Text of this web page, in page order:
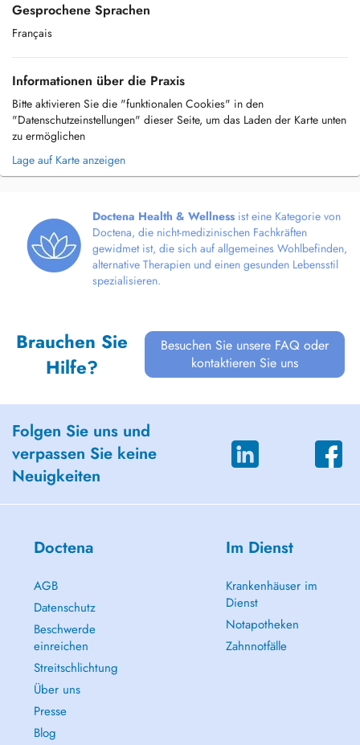
Gesprochene Sprachen
Français
Informationen über die Praxis
Bitte aktivieren Sie die "funktionalen Cookies" in den
"Datenschutzeinstellungen" dieser Seite, um das Laden der Karte unten
zu ermöglichen
Lage auf Karte anzeigen
Doctena Health & Wellness ist eine Kategorie von
Doctena, die nicht-medizinischen Fachkräften
gewidmet ist, die sich auf allgemeines Wohlbefinden,
alternative Therapien und einen gesunden Lebensstil
spezialisieren.
Brauchen Sie
Hilfe?
Besuchen Sie unsere FAQ oder
kontaktieren Sie uns
Folgen Sie uns und
verpassen Sie keine
Neuigkeiten
Doctena
AGB
Datenschutz
Beschwerde
einreichen
Streitschlichtung
Über uns
Presse
Blog
Im Dienst
Krankenhäuser im
Dienst
Notapotheken
Zahnnotfälle